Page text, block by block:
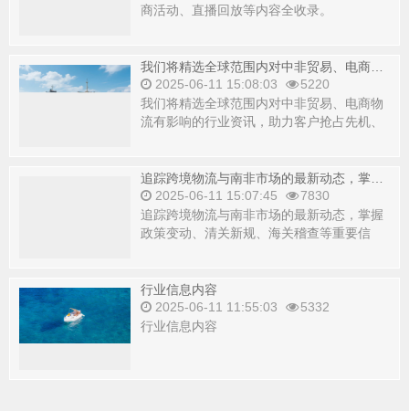
商活动、直播回放等内容全收录。
2025-06-11 15:08:03
5220
我们将精选全球范围内对中非贸易、电商物
流有影响的行业资讯，助力客户抢占先机、
2025-06-11 15:07:45
7830
追踪跨境物流与南非市场的最新动态，掌握
政策变动、清关新规、海关稽查等重要信
行业信息内容
2025-06-11 11:55:03
5332
行业信息内容